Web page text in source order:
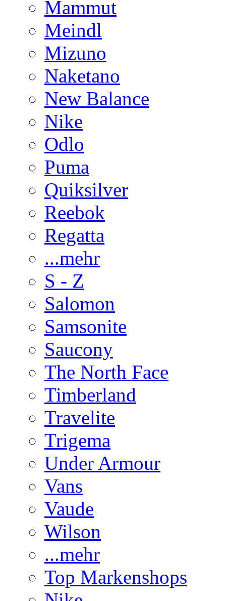
Mammut
Meindl
Mizuno
Naketano
New Balance
Nike
Odlo
Puma
Quiksilver
Reebok
Regatta
...mehr
S - Z
Salomon
Samsonite
Saucony
The North Face
Timberland
Travelite
Trigema
Under Armour
Vans
Vaude
Wilson
...mehr
Top Markenshops